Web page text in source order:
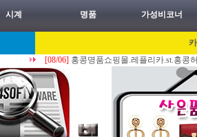
시계 명품 가성비코너
[08/06]홍콩명품쇼핑몰.레플리카.st.홍콩허수아